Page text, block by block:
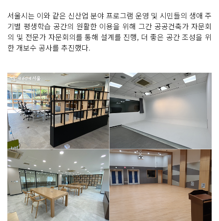
서울시는 이와 같은 신산업 분야 프로그램 운영 및 시민들의 생애 주
기별 평생학습 공간의 원활한 이용을 위해 그간 공공건축가 자문회
의 및 전문가 자문회의를 통해 설계를 진행, 더 좋은 공간 조성을 위
한 개보수 공사를 추진했다.